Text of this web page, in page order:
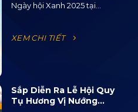
Ngày hội Xanh 2025 tại...
XEM CHI TIẾT
Sắp Diễn Ra Lễ Hội Quy
Tụ Hương Vị Nướng